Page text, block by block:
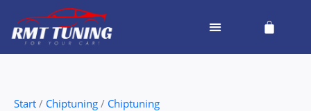
Inhalt
springen
Cart
Start / Chiptuning / Chiptuning